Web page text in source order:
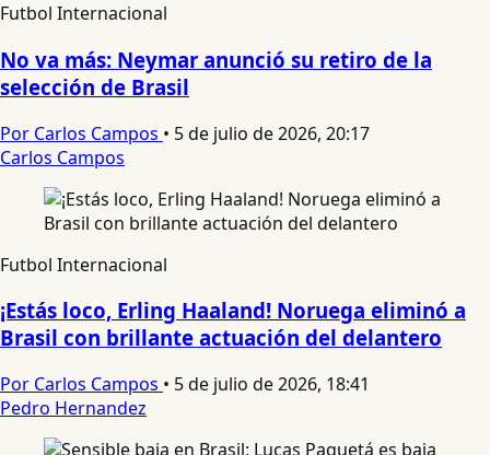
Futbol Internacional
No va más: Neymar anunció su retiro de la
selección de Brasil
Por Carlos Campos • 5 de julio de 2026, 20:17
Carlos Campos
Futbol Internacional
¡Estás loco, Erling Haaland! Noruega eliminó a
Brasil con brillante actuación del delantero
Por Carlos Campos • 5 de julio de 2026, 18:41
Pedro Hernandez